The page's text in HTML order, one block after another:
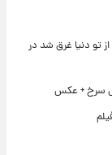
تو دنیا غرق شد در
سرخ + عکس